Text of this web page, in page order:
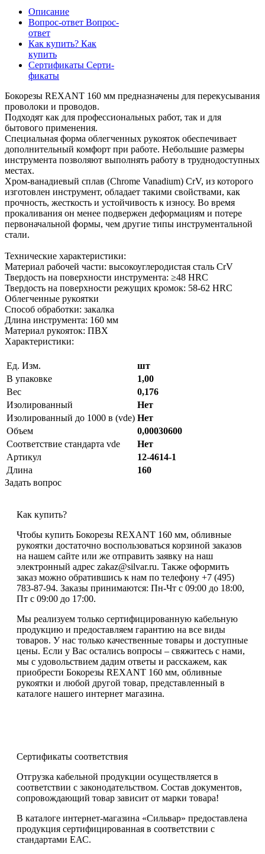
Описание
Вопрос-ответ Вопрос-
ответ
Как купить? Как
купить
Сертификаты Серти-
фикаты
Бокорезы REXANT 160 мм предназначены для перекусывания
проволоки и проводов.
Подходят как для профессиональных работ, так и для
бытового применения.
Специальная форма облегченных рукояток обеспечивает
дополнительный комфорт при работе. Небольшие размеры
инструмента позволяют выполнять работу в труднодоступных
местах.
Хром-ванадиевый сплав (Chrome Vanadium) CrV, из которого
изготовлен инструмент, обладает такими свойствами, как
прочность, жесткость и устойчивость к износу. Во время
прокаливания он менее подвержен деформациям и потере
первоначальной формы, чем другие типы инструментальной
стали.
Технические характеристики:
Материал рабочей части: высокоуглеродистая сталь CrV
Твердость на поверхности инструмента: ≥48 HRC
Твердость на поверхности режущих кромок: 58-62 HRC
Облегченные рукоятки
Способ обработки: закалка
Длина инструмента: 160 мм
Материал рукояток: ПВХ
Характеристики:
Ед. Изм.
шт
В упаковке
1,00
Вес
0,176
Изолированный
Нет
Изолированный до 1000 в (vde) Нет
Объем
0,00030600
Соответствие стандарта vde
Нет
Артикул
12-4614-1
Длина
160
Задать вопрос
Как купить?
Чтобы купить Бокорезы REXANT 160 мм, обливные
рукоятки достаточно воспользоваться корзиной заказов
на нашем сайте или же отправить заявку на наш
электронный адрес zakaz@silvar.ru. Также оформить
заказ можно обратившись к нам по телефону +7 (495)
783-87-94. Заказы принимаются: Пн-Чт с 09:00 до 18:00,
Пт с 09:00 до 17:00.
Мы реализуем только сертифицированную кабельную
продукцию и предоставляем гарантию на все виды
товаров. У нас только качественные товары и доступные
цены. Если у Вас остались вопросы – свяжитесь с нами,
мы с удовольствием дадим ответы и расскажем, как
приобрести Бокорезы REXANT 160 мм, обливные
рукоятки и любой другой товар, представленный в
каталоге нашего интернет магазина.
Сертификаты соответствия
Отгрузка кабельной продукции осуществляется в
соответствии с законодательством. Состав документов,
сопровождающий товар зависит от марки товара!
В каталоге интернет-магазина «Сильвар» предоставлена
продукция сертифицированная в соответствии с
стандартами ЕАС.